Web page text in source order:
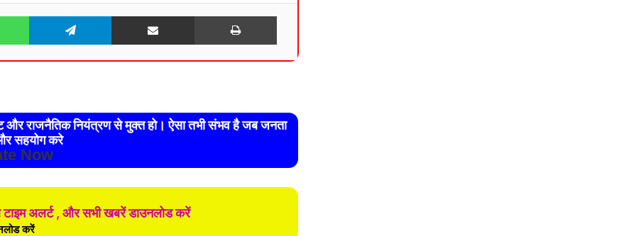
WhatsApp Telegram Share via Email Print
और राजनैतिक नियंत्रण से मुक्त हो। ऐसा तभी संभव है जब जनता
सहयोग करे
Now
टाइम अलर्ट , और सभी खबरें डाउनलोड करें
करें